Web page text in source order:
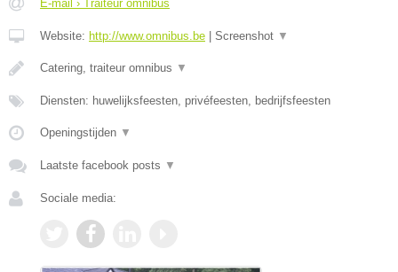
E-mail › Traiteur omnibus
Website: http://www.omnibus.be | Screenshot ▼
Catering, traiteur omnibus ▼
Diensten: huwelijksfeesten, privéfeesten, bedrijfsfeesten
Openingstijden ▼
Laatste facebook posts ▼
Sociale media: